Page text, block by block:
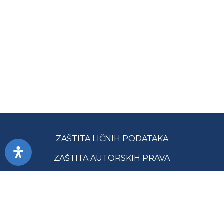
ZAŠTITA LIČNIH PODATAKA
ZAŠTITA AUTORSKIH PRAVA